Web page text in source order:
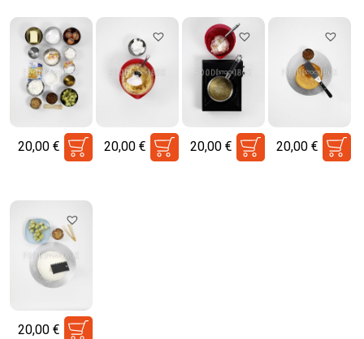
20,00 € 20,00 € 20,00 € 20,00 €
20,00 €